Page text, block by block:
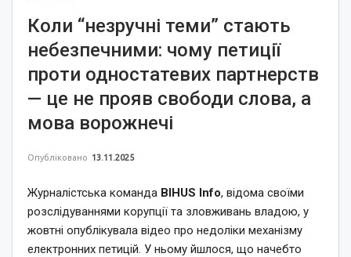
Коли “незручні теми” стають
небезпечними: чому петиції
проти одностатевих партнерств
— це не прояв свободи слова, а
мова ворожнечі
Опубліковано 13.11.2025
Журналістська команда BIHUS Info, відома своїми
розслідуваннями корупції та зловживань владою, у
жовтні опублікувала відео про недоліки механізму
електронних петицій. У ньому йшлося, що начебто